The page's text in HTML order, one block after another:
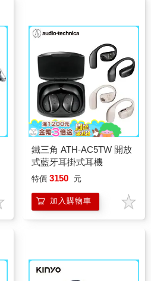
鐵三角 ATH-AC5TW 開放
式藍牙耳掛式耳機
特價 3150 元
加入購物車